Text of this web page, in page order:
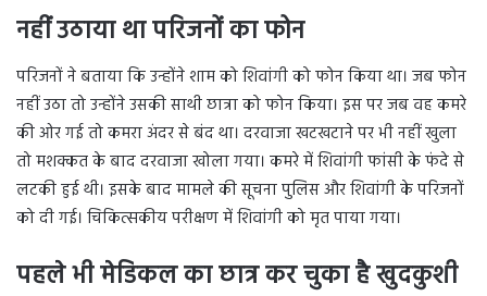
नहीं उठाया था परिजनों का फोन
परिजनों ने बताया कि उन्होंने शाम को शिवांगी को फोन किया था। जब फोन
नहीं उठा तो उन्होंने उसकी साथी छात्रा को फोन किया। इस पर जब वह कमरे
की ओर गई तो कमरा अंदर से बंद था। दरवाजा खटखटाने पर भी नहीं खुला
तो मशक्कत के बाद दरवाजा खोला गया। कमरे में शिवांगी फांसी के फंदे से
लटकी हुई थी। इसके बाद मामले की सूचना पुलिस और शिवांगी के परिजनों
को दी गई। चिकित्सकीय परीक्षण में शिवांगी को मृत पाया गया।
पहले भी मेडिकल का छात्र कर चुका है खुदकुशी